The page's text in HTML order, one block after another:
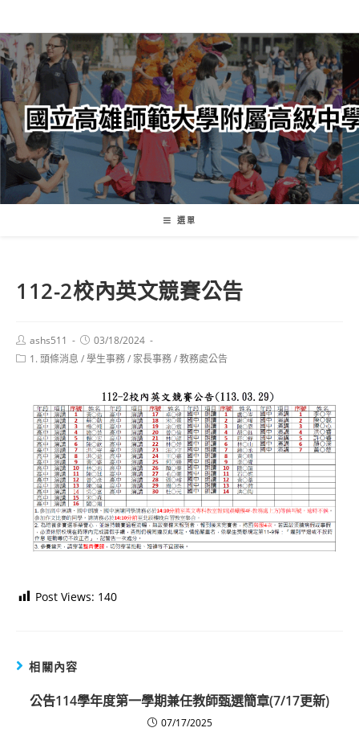
轉
至
主
內
容
選單
112-2校內英文競賽公告
Post
author:
ashs511
Post
published:
03/18/2024
Post1. 頭條消息 /學生事務/ 家長事務/教務處公告
Post Views: 140
相關內容
公告114學年度第一學期兼任教師甄選簡章(7/17更新)
07/17/2025